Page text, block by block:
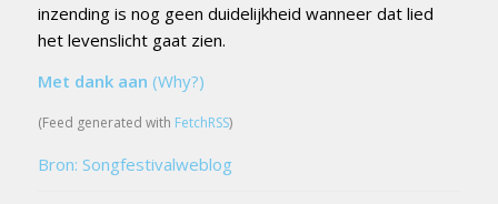
inzending is nog geen duidelijkheid wanneer dat lied
het levenslicht gaat zien.
Met dank aan (Why?)
(Feed generated with FetchRSS)
Bron: Songfestivalweblog